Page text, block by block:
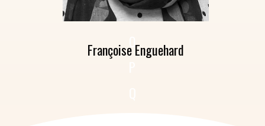
N
O
Françoise Enguehard